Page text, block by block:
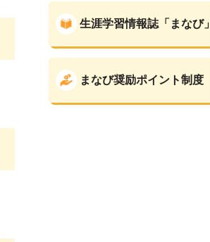
生涯学習情報誌「まなび」
まなび奨励ポイント制度